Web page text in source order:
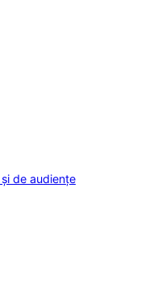
de audiențe